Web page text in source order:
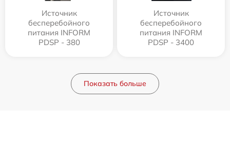
Источник
бесперебойного
питания INFORM
PDSP - 380
Источник
бесперебойного
питания INFORM
PDSP - 3400
Показать больше